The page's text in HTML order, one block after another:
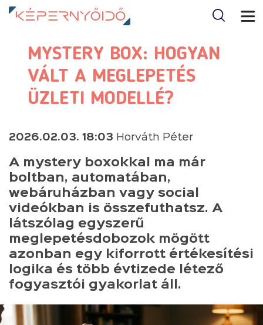
MYSTERY BOX: HOGYAN
VÁLT A MEGLEPETÉS
ÜZLETI MODELLÉ?
2026.02.03. 18:03 Horváth Péter
A mystery boxokkal ma már
boltban, automatában,
webáruházban vagy social
videókban is összefuthatsz. A
látszólag egyszerű
meglepetésdobozok mögött
azonban egy kiforrott értékesítési
logika és több évtizede létező
fogyasztói gyakorlat áll.